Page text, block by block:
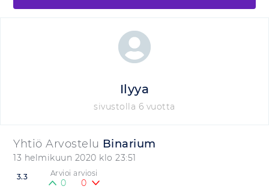
Yhtiö Arvostelu Binarium
13 helmikuun 2020 klo 23:51
3.3 Arvioi arviosi
0 0
Ilyya
sivustolla 6 vuotta